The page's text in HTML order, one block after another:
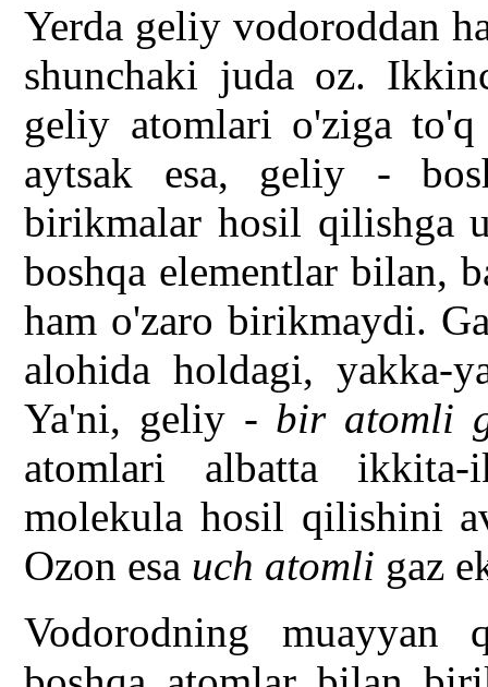
Yerda geliy vodoroddan
shunchaki juda oz.
geliy atomlari o'ziga
aytsak esa, geliy -
birikmalar hosil qilishga
boshqa elementlar bilan,
ham o'zaro birikmaydi.
alohida holdagi, yakka-
Ya'ni, geliy - bir atomli
atomlari albatta
molekula hosil qilishini
Ozon esa uch atomli gaz
Vodorodning muayyan